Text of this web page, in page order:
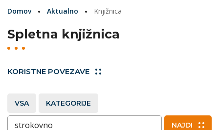
Domov Aktualno Knjižnica
Spletna knjižnica
KORISTNE POVEZAVE
VSA KATEGORIJE
Vnesite ključne besede NAJDI